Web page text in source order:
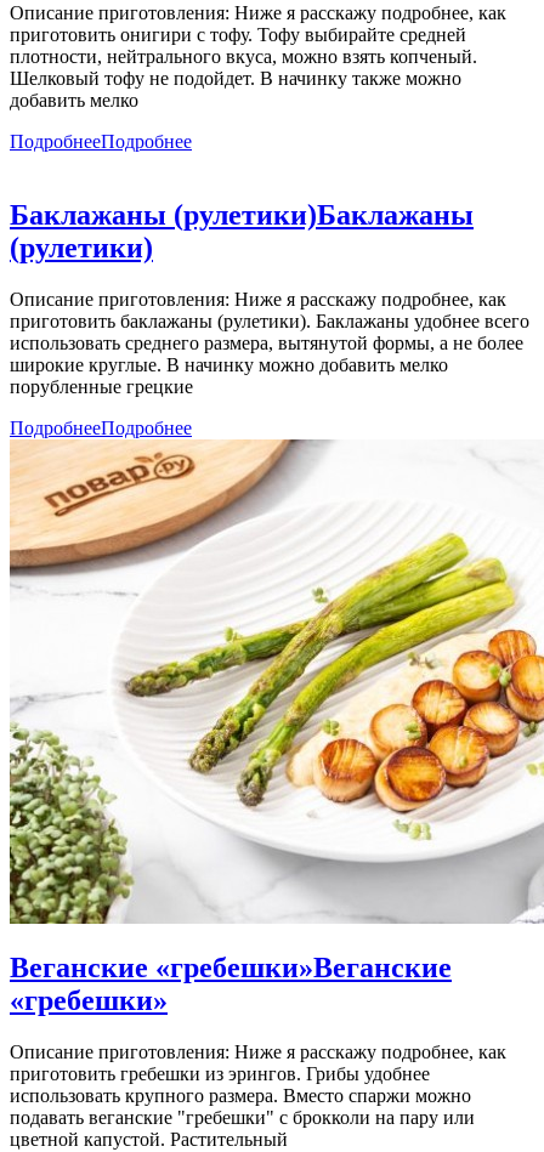
Описание приготовления: Ниже я расскажу подробнее, как
приготовить онигири с тофу. Тофу выбирайте средней
плотности, нейтрального вкуса, можно взять копченый.
Шелковый тофу не подойдет. В начинку также можно
добавить мелко
ПодробнееПодробнее
Баклажаны (рулетики)Баклажаны
(рулетики)
Описание приготовления: Ниже я расскажу подробнее, как
приготовить баклажаны (рулетики). Баклажаны удобнее всего
использовать среднего размера, вытянутой формы, а не более
широкие круглые. В начинку можно добавить мелко
порубленные грецкие
ПодробнееПодробнее
Веганские «гребешки»Веганские
«гребешки»
Описание приготовления: Ниже я расскажу подробнее, как
приготовить гребешки из эрингов. Грибы удобнее
использовать крупного размера. Вместо спаржи можно
подавать веганские "гребешки" с брокколи на пару или
цветной капустой. Растительный